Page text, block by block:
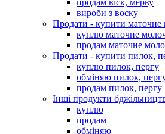
продам віск, мерву
вироби з воску
Продати - купити маточне
куплю маточне
продам маточне
Продати - купити пилок,
куплю пилок, пергу
обміняю пилок,
продам пилок, пергу
Інші продукти
куплю
продам
обміняю